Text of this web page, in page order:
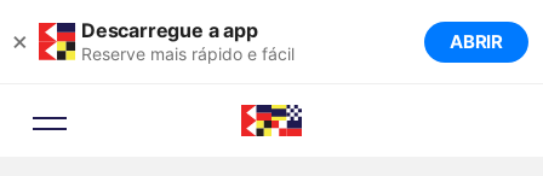
× Descarregue a app
Reserve mais rápido e fácil ABRIR